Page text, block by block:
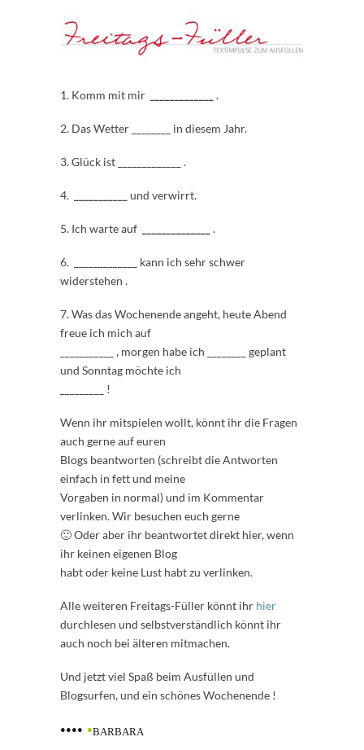
1. Komm mit mir .
2. Das Wetter ________ in diesem Jahr.
3. Glück ist _____________ .
4. und verwirrt.
5. Ich warte auf .
6. _____________ kann ich sehr schwer
widerstehen .
7. Was das Wochenende angeht, heute Abend
freue ich mich auf
___________ , morgen habe ich ________ geplant
und Sonntag möchte ich
_________ !
Wenn ihr mitspielen wollt, könnt ihr die Fragen
auch gerne auf euren
Blogs beantworten (schreibt die Antworten
einfach in fett und meine
Vorgaben in normal) und im Kommentar
verlinken. Wir besuchen euch gerne
🙂 Oder aber ihr beantwortet direkt hier, wenn
ihr keinen eigenen Blog
habt oder keine Lust habt zu verlinken.
Alle weiteren Freitags-Füller könnt ihr hier
durchlesen und selbstverständlich könnt ihr
auch noch bei älteren mitmachen.
Und jetzt viel Spaß beim Ausfüllen und
Blogsurfen, und ein schönes Wochenende !
•••• •BARBARA